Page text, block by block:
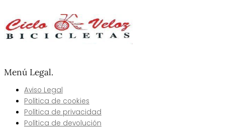
Menú Legal.
Aviso Legal
Política de cookies​
Política de privacidad
Política de devolución